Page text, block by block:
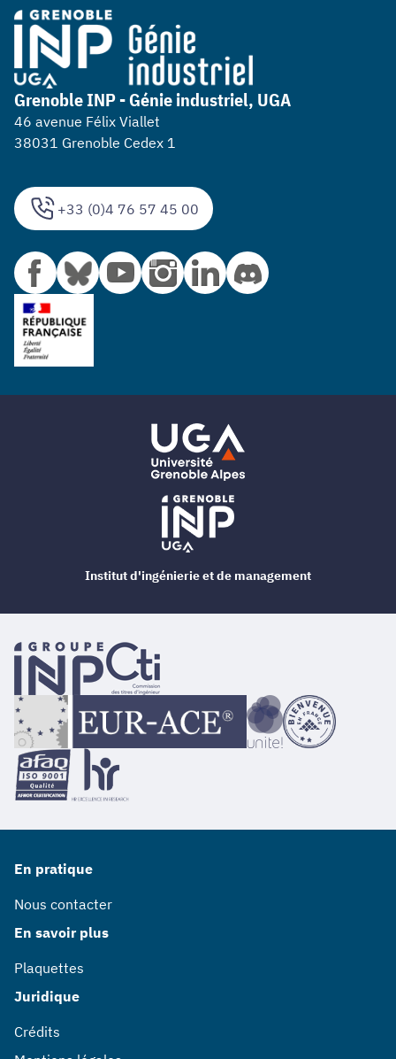
+33 (0)4 76 57 45 00
Grenoble INP - Génie industriel, UGA
46 avenue Félix Viallet
38031 Grenoble Cedex 1
En pratique
Nous contacter
En savoir plus
Plaquettes
Juridique
Crédits
Institut d'ingénierie et de management